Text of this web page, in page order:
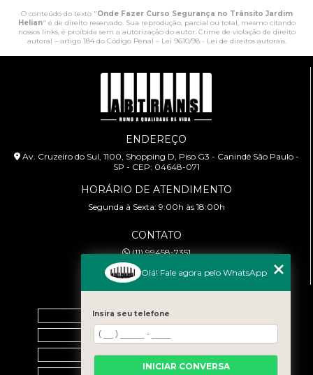
O conteúdo do texto "Onde Fazer Curso Segurança no Trânsito Jardim
Helian" é de direito reservado. Sua reprodução, parcial ou total, mesmo citando
nossos links, é proibida sem a autorização do autor. Crime de violação de direito
autoral – artigo 184 do Código Penal – Lei 9610/98 - Lei de direitos autorais.
ENDEREÇO
Av. Cruzeiro do Sul, 1100, Shopping D, Piso G3 - Canindé São Paulo -
SP - CEP: 04648-071
HORÁRIO DE ATENDIMENTO
Segunda à Sexta: 9:00h às 18:00h
CONTATO
(11) 99458-7351
cursoabtrans@gmail.com
Home
Empresa
Galeria
Olá! Fale agora pelo WhatsApp
Insira seu telefone
INICIAR CONVERSA